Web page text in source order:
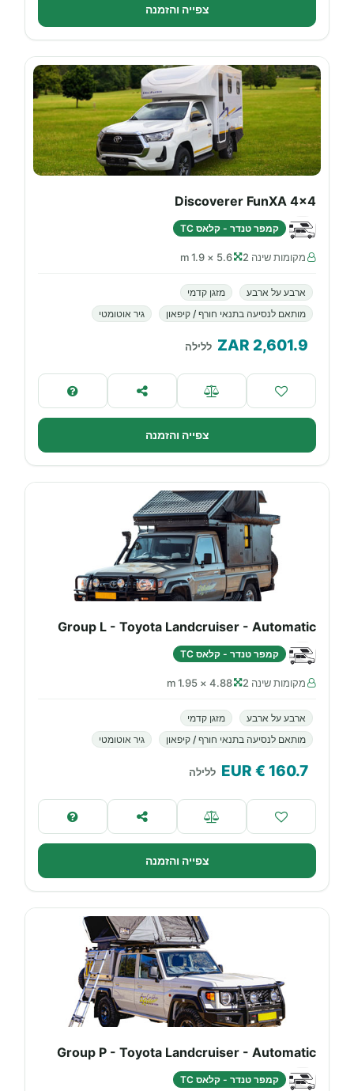
צפייה והזמנה
Discoverer FunXA 4x4
קמפר טנדר - קלאס TC
מקומות שינה 2 5.6 × 1.9 m
ארבע על ארבע
מזגן קדמי
מותאם לנסיעה בתנאי חורף / קיפאון
גיר אוטומטי
2,601.9
ZAR ללילה
צפייה והזמנה
Group L - Toyota Landcruiser - Automatic
קמפר טנדר - קלאס TC
מקומות שינה 2 4.88 × 1.95 m
ארבע על ארבע
מזגן קדמי
מותאם לנסיעה בתנאי חורף / קיפאון
גיר אוטומטי
160.7
€ EUR ללילה
צפייה והזמנה
Group P - Toyota Landcruiser - Automatic
קמפר טנדר - קלאס TC